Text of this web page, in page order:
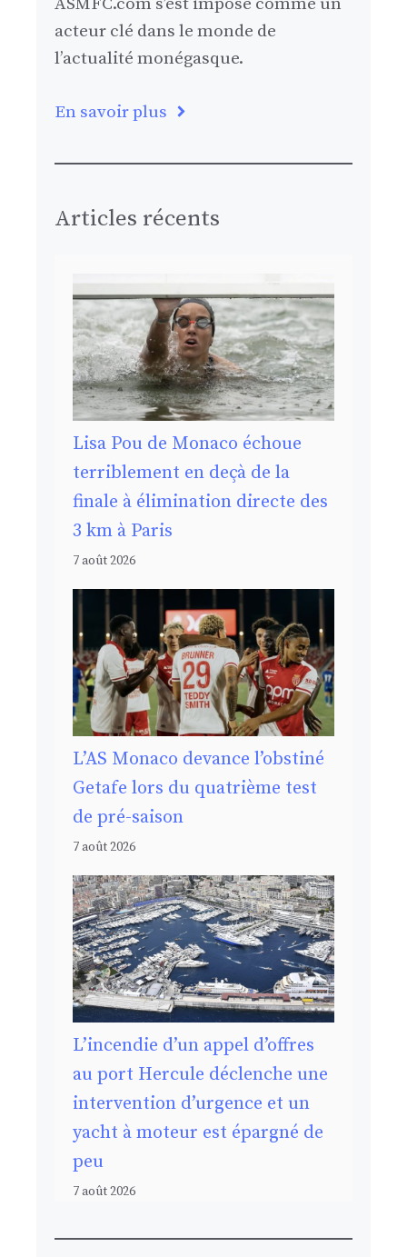
ASMFC.com s’est imposé comme un
acteur clé dans le monde de
l’actualité monégasque.
En savoir plus
Articles récents
Lisa Pou de Monaco échoue
terriblement en deçà de la
finale à élimination directe des
3 km à Paris
7 août 2026
L’AS Monaco devance l’obstiné
Getafe lors du quatrième test
de pré-saison
7 août 2026
L’incendie d’un appel d’offres
au port Hercule déclenche une
intervention d’urgence et un
yacht à moteur est épargné de
peu
7 août 2026